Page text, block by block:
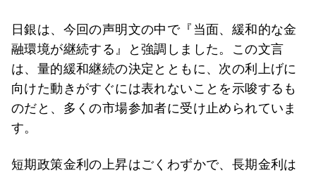
日銀は、今回の声明文の中で『当面、緩和的な金
融環境が継続する』と強調しました。この文言
は、量的緩和継続の決定とともに、次の利上げに
向けた動きがすぐには表れないことを示唆するも
のだと、多くの市場参加者に受け止められていま
す。
短期政策金利の上昇はごくわずかで、長期金利は